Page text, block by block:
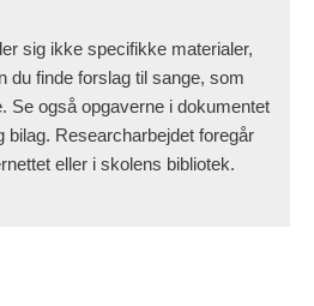
sig ikke specifikke materialer,
du finde forslag til sange, som
Se også opgaverne i dokumentet
bilag. Researcharbejdet foregår
eller i skolens bibliotek.